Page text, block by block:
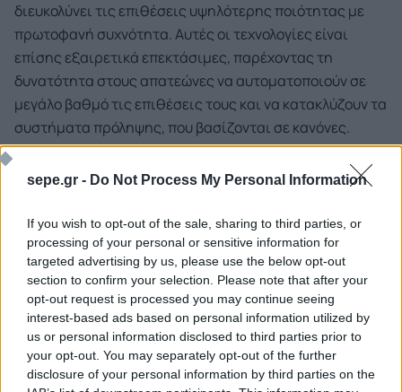
sepe.gr - Do Not Process My Personal Information
If you wish to opt-out of the sale, sharing to third parties, or
processing of your personal or sensitive information for
targeted advertising by us, please use the below opt-out
section to confirm your selection. Please note that after your
opt-out request is processed you may continue seeing
interest-based ads based on personal information utilized by
us or personal information disclosed to third parties prior to
your opt-out. You may separately opt-out of the further
disclosure of your personal information by third parties on the
διευκολύνει τις επιθέσεις υψηλότερης ποιότητας με
πρωτοφανή συχνότητα. Αυτές οι τεχνολογίες είναι
επίσης εξαιρετικά επεκτάσιμες, παρέχοντας τη
δυνατότητα στους απατεώνες να αυτοματοποιούν σε
μεγάλο βαθμό τις επιθέσεις τους και να κατακλύζουν τα
συστήματα πρόληψης, που βασίζονται σε κανόνες.
Ο συγγραφέας της έκθεσης Thomas Wilson εξηγεί:“Οι
να ενσωματώσουν συστήματα πρόληψης απάτης, που
προσφέρουν δυνατότητες τεχνητής νοημοσύνης, για
τον γρήγορο εντοπισμό των αναδυόμενων τακτικών.
Αυτό θα αποδειχθεί ιδιαίτερα σημαντικό στις
ανεπτυγμένες αγορές, όπου οι μεγαλύτεροι έμποροι
διατρέχουν μεγαλύτερο κίνδυνο να γίνουν στόχος
απάτης, όπως ο έλεγχος κλεμμένων πιστωτικών
καρτών”.